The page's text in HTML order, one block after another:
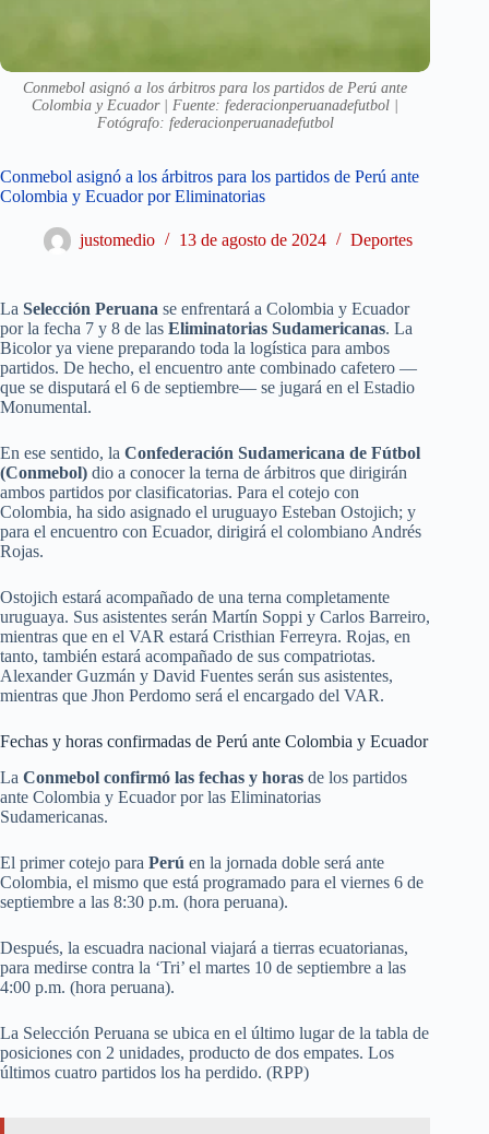
Conmebol asignó a los árbitros para los partidos de Perú ante
Colombia y Ecuador | Fuente: federacionperuanadefutbol |
Fotógrafo: federacionperuanadefutbol
Conmebol asignó a los árbitros para los partidos de Perú ante
Colombia y Ecuador por Eliminatorias
justomedio 13 de agosto de 2024 Deportes
La Selección Peruana se enfrentará a Colombia y Ecuador
por la fecha 7 y 8 de las Eliminatorias Sudamericanas. La
Bicolor ya viene preparando toda la logística para ambos
partidos. De hecho, el encuentro ante combinado cafetero —
que se disputará el 6 de septiembre— se jugará en el Estadio
Monumental.
En ese sentido, la Confederación Sudamericana de Fútbol
(Conmebol) dio a conocer la terna de árbitros que dirigirán
ambos partidos por clasificatorias. Para el cotejo con
Colombia, ha sido asignado el uruguayo Esteban Ostojich; y
para el encuentro con Ecuador, dirigirá el colombiano Andrés
Rojas.
Ostojich estará acompañado de una terna completamente
uruguaya. Sus asistentes serán Martín Soppi y Carlos Barreiro,
mientras que en el VAR estará Cristhian Ferreyra. Rojas, en
tanto, también estará acompañado de sus compatriotas.
Alexander Guzmán y David Fuentes serán sus asistentes,
mientras que Jhon Perdomo será el encargado del VAR.
Fechas y horas confirmadas de Perú ante Colombia y Ecuador
La Conmebol confirmó las fechas y horas de los partidos
ante Colombia y Ecuador por las Eliminatorias
Sudamericanas.
El primer cotejo para Perú en la jornada doble será ante
Colombia, el mismo que está programado para el viernes 6 de
septiembre a las 8:30 p.m. (hora peruana).
Después, la escuadra nacional viajará a tierras ecuatorianas,
para medirse contra la ‘Tri’ el martes 10 de septiembre a las
4:00 p.m. (hora peruana).
La Selección Peruana se ubica en el último lugar de la tabla de
posiciones con 2 unidades, producto de dos empates. Los
últimos cuatro partidos los ha perdido. (RPP)